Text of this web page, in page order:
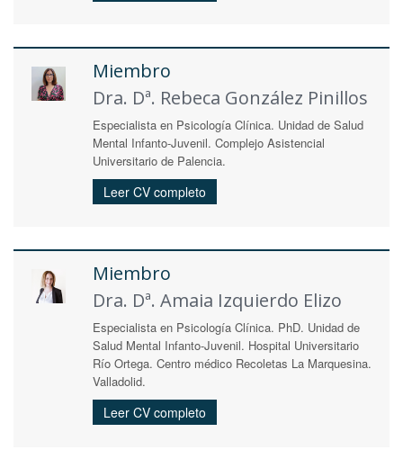
Miembro
Dra. Dª. Rebeca González Pinillos
Especialista en Psicología Clínica. Unidad de Salud
Mental Infanto-Juvenil. Complejo Asistencial
Universitario de Palencia.
Leer CV completo
Miembro
Dra. Dª. Amaia Izquierdo Elizo
Especialista en Psicología Clínica. PhD. Unidad de
Salud Mental Infanto-Juvenil. Hospital Universitario
Río Ortega. Centro médico Recoletas La Marquesina.
Valladolid.
Leer CV completo